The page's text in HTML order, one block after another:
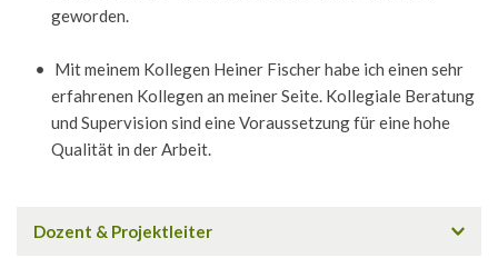
geworden.
Mit meinem Kollegen Heiner Fischer habe ich einen sehr
erfahrenen Kollegen an meiner Seite. Kollegiale Beratung
und Supervision sind eine Voraussetzung für eine hohe
Qualität in der Arbeit.
Dozent & Projektleiter